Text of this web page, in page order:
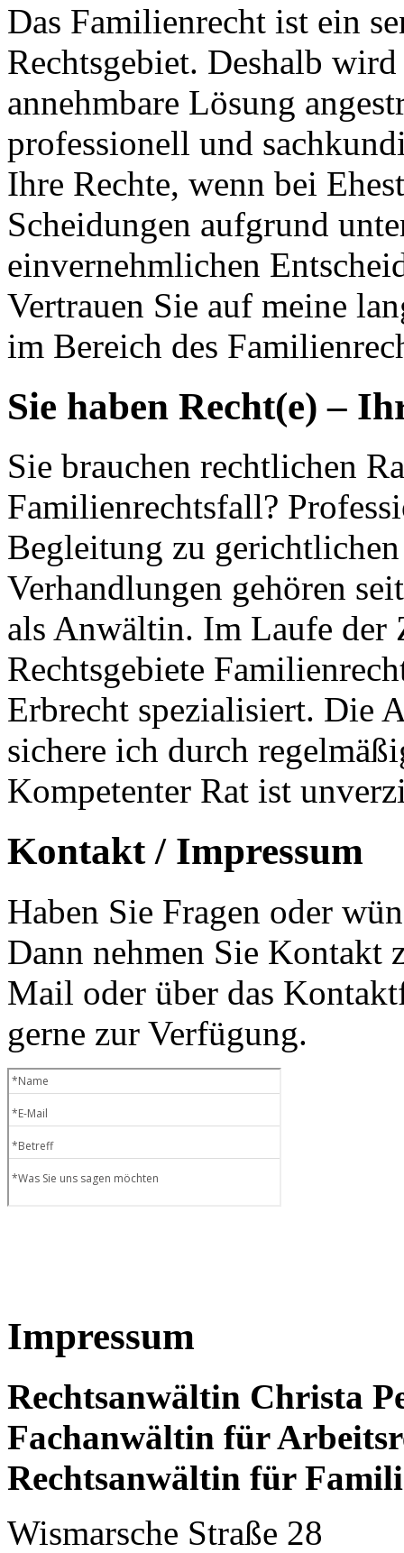
Das Familienrecht ist ein
Rechtsgebiet. Deshalb
annehmbare Lösung
professionell und
Ihre Rechte, wenn bei
Scheidungen aufgrund
einvernehmlichen
Vertrauen Sie auf meine
im Bereich des
Sie haben Recht(e) –
Sie brauchen rechtlichen
Familienrechtsfall?
Begleitung zu
Verhandlungen gehören
als Anwältin. Im Laufe der
Rechtsgebiete
Erbrecht spezialisiert. Die
sichere ich durch
Kompetenter Rat ist
Kontakt / Impressum
Haben Sie Fragen oder
Dann nehmen Sie Kontakt
Mail oder über das
gerne zur Verfügung.
Impressum
Rechtsanwältin Christa
Fachanwältin für
Rechtsanwältin für
Wismarsche Straße 28